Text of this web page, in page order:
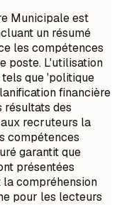
Municipale est
un résumé
les compétences
poste. L'utilisation
que 'politique
financière
des
recruteurs la
compétences
garantit que
présentées
compréhension
pour les lecteurs